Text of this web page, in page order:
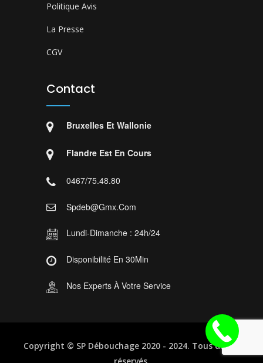
Politique Avis
La Presse
CGV
Contact
Bruxelles Et Wallonie
Flandre Est En Cours
0467/75.48.80
Spdeb@gmx.com
Lundi-Dimanche : 24h/24
Disponibilité En 30Min
Nos Experts À Votre Service
Copyright © SP Débouchage 2020 - 2024. Tous droits